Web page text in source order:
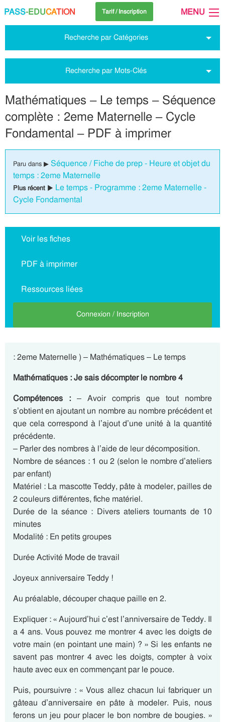
PASS-EDUCATION Tarif / Inscription MENU
Recherche par Catégories
Recherche par Mots-Clés
Mathématiques – Le temps – Séquence
complète : 2eme Maternelle – Cycle
Fondamental – PDF à imprimer
Paru dans ▶ Séquence / Fiche de prep - Heure et objet du
temps : 2eme Maternelle
Plus récent ▶ Le temps - Programme : 2eme Maternelle -
Cycle Fondamental
Voir les fiches
PDF à imprimer
Ressources liées
Connexion / Inscription
: 2eme Maternelle ) – Mathématiques – Le temps
Mathématiques : Je sais décompter le nombre 4
Compétences : – Avoir compris que tout nombre
s’obtient en ajoutant un nombre au nombre précédent et
que cela correspond à l’ajout d’une unité à la quantité
précédente.
– Parler des nombres à l’aide de leur décomposition.
Nombre de séances : 1 ou 2 (selon le nombre d’ateliers
par enfant)
Matériel : La mascotte Teddy, pâte à modeler, pailles de
2 couleurs différentes, fiche matériel.
Durée de la séance : Divers ateliers tournants de 10
minutes
Modalité : En petits groupes
Durée Activité Mode de travail
Joyeux anniversaire Teddy !
Au préalable, découper chaque paille en 2.
Expliquer : « Aujourd’hui c’est l’anniversaire de Teddy. Il
a 4 ans. Vous pouvez me montrer 4 avec les doigts de
votre main (en pointant une main) ? » Si les enfants ne
savent pas montrer 4 avec les doigts, compter à voix
haute avec eux en commençant par le pouce.
Puis, poursuivre : « Vous allez chacun lui fabriquer un
gâteau d’anniversaire en pâte à modeler. Puis, nous
ferons un jeu pour placer le bon nombre de bougies. »